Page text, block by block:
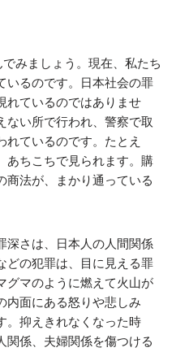
でみましょう。現在、私たち
いるのです。日本社会の罪
れているのではありませ
ない所で行われ、警察で取
れているのです。たとえ
あちこちで見られます。購
商法が、まかり通っている
深さは、日本人の人間関係
どの犯罪は、目に見える罪
グマのように燃えて火山が
内面にある怒りや悲しみ
。抑えきれなくなった時
関係、夫婦関係を傷つける